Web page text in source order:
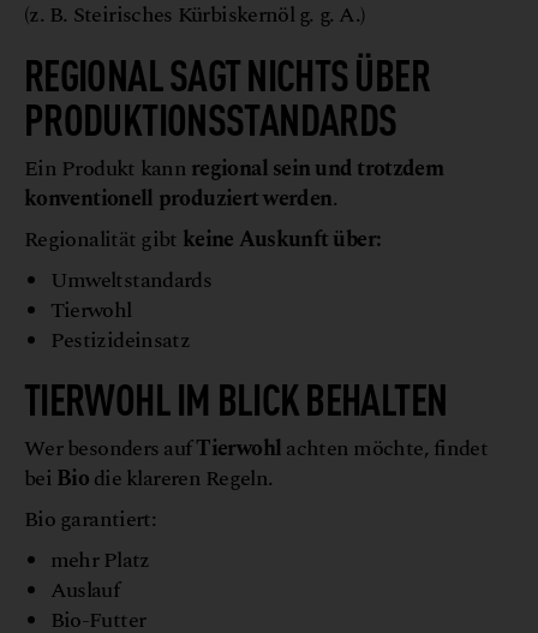
(z. B. Steirisches Kürbiskernöl g. g. A.)
REGIONAL SAGT NICHTS ÜBER
PRODUKTIONSSTANDARDS
Ein Produkt kannregional sein und trotzdem
konventionell produziert werden.
Regionalität gibt keine Auskunft über:
Umweltstandards
Tierwohl
Pestizideinsatz
TIERWOHL IM BLICK BEHALTEN
Wer besonders aufTierwohlachten möchte, findet
bei Biodie klareren Regeln.
Bio garantiert:
mehr Platz
Auslauf
Bio-Futter